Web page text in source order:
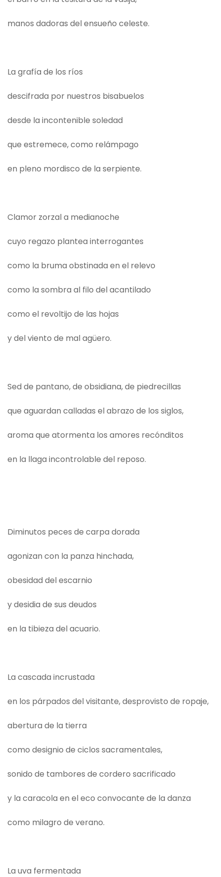
manos dadoras del ensueño celeste.
La grafía de los ríos
descifrada por nuestros bisabuelos
desde la incontenible soledad
que estremece, como relámpago
en pleno mordisco de la serpiente.
Clamor zorzal a medianoche
cuyo regazo plantea interrogantes
como la bruma obstinada en el relevo
como la sombra al filo del acantilado
como el revoltijo de las hojas
y del viento de mal agüero.
Sed de pantano, de obsidiana, de piedrecillas
que aguardan calladas el abrazo de los siglos,
aroma que atormenta los amores recónditos
en la llaga incontrolable del reposo.
Diminutos peces de carpa dorada
agonizan con la panza hinchada,
obesidad del escarnio
y desidia de sus deudos
en la tibieza del acuario.
La cascada incrustada
en los párpados del visitante, desprovisto de ropaje,
abertura de la tierra
como designio de ciclos sacramentales,
sonido de tambores de cordero sacrificado
y la caracola en el eco convocante de la danza
como milagro de verano.
La uva fermentada